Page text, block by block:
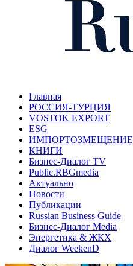
Главная
РОССИЯ-ТУРЦИЯ
VOSTOK EXPORT
ESG
ИМПОРТОЗМЕЩЕНИЕ
КНИГИ
Бизнес-Диалог TV
Public.RBGmedia
Актуально
Новости
Публикации
Russian Business Guide
Бизнес-Диалог Media
Энергетика & ЖКХ
Диалог WeekenD